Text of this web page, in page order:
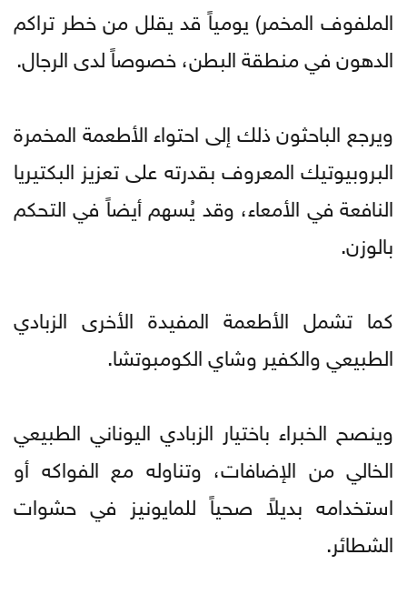
الملفوف المخمر) يومياً قد يقلل من خطر تراكم
الدهون في منطقة البطن، خصوصاً لدى الرجال.
ويرجع الباحثون ذلك إلى احتواء الأطعمة المخمرة
البروبيوتيك المعروف بقدرته على تعزيز البكتيريا
النافعة في الأمعاء، وقد يُسهم أيضاً في التحكم
بالوزن.
كما تشمل الأطعمة المفيدة الأخرى الزبادي
الطبيعي والكفير وشاي الكومبوتشا.
وينصح الخبراء باختيار الزبادي اليوناني الطبيعي
الخالي من الإضافات، وتناوله مع الفواكه أو
استخدامه بديلاً صحياً للمايونيز في حشوات
الشطائر.